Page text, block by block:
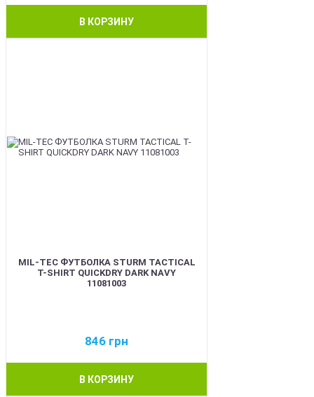
В КОРЗИНУ
MIL-TEC ФУТБОЛКА STURM TACTICAL
T-SHIRT QUICKDRY DARK NAVY
11081003
846 грн
В КОРЗИНУ